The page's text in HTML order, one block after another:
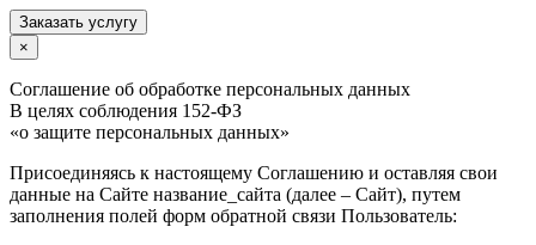
Заказать услугу
×
Соглашение об обработке персональных данных
В целях соблюдения 152-ФЗ
«о защите персональных данных»
Присоединяясь к настоящему Соглашению и оставляя свои
данные на Сайте название_сайта (далее – Сайт), путем
заполнения полей форм обратной связи Пользователь: